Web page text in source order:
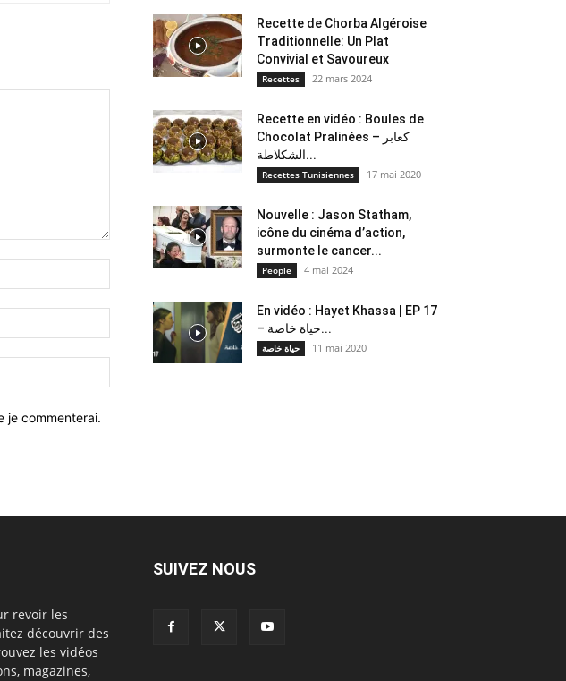
je commenterai.
Recette de Chorba Algéroise
Traditionnelle: Un Plat
Convivial et Savoureux
Recettes 22 mars 2024
Recette en vidéo : Boules de
Chocolat Pralinées – كعابر
الشكلاطة...
Recettes Tunisiennes 17 mai 2020
Nouvelle : Jason Statham,
icône du cinéma d’action,
surmonte le cancer...
People 4 mai 2024
En vidéo : Hayet Khassa | EP 17
– حياة خاصة...
حياة خاصة 11 mai 2020
revoir les
découvrir des
les vidéos
magazines,
SUIVEZ NOUS